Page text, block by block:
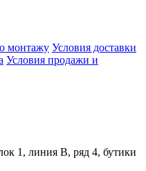
монтажу Условия доставки
Условия продажи и
1, линия В, ряд 4, бутики